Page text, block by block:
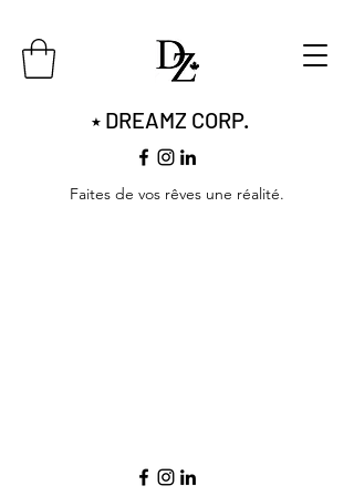
DREAMZ CORP.
​​★
Faites de vos rêves une réalité.